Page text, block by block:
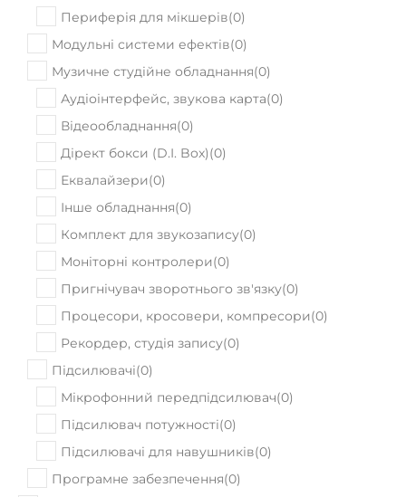
Периферія для мікшерів(0)
Модульні системи ефектів(0)
Музичне студійне обладнання(0)
Аудіоінтерфейс, звукова карта(0)
Відеообладнання(0)
Дірект бокси (D.I. Box)(0)
Еквалайзери(0)
Інше обладнання(0)
Комплект для звукозапису(0)
Моніторні контролери(0)
Пригнічувач зворотнього зв'язку(0)
Процесори, кросовери, компресори(0)
Рекордер, студія запису(0)
Підсилювачі(0)
Мікрофонний передпідсилювач(0)
Підсилювач потужності(0)
Підсилювачі для навушників(0)
Програмне забезпечення(0)